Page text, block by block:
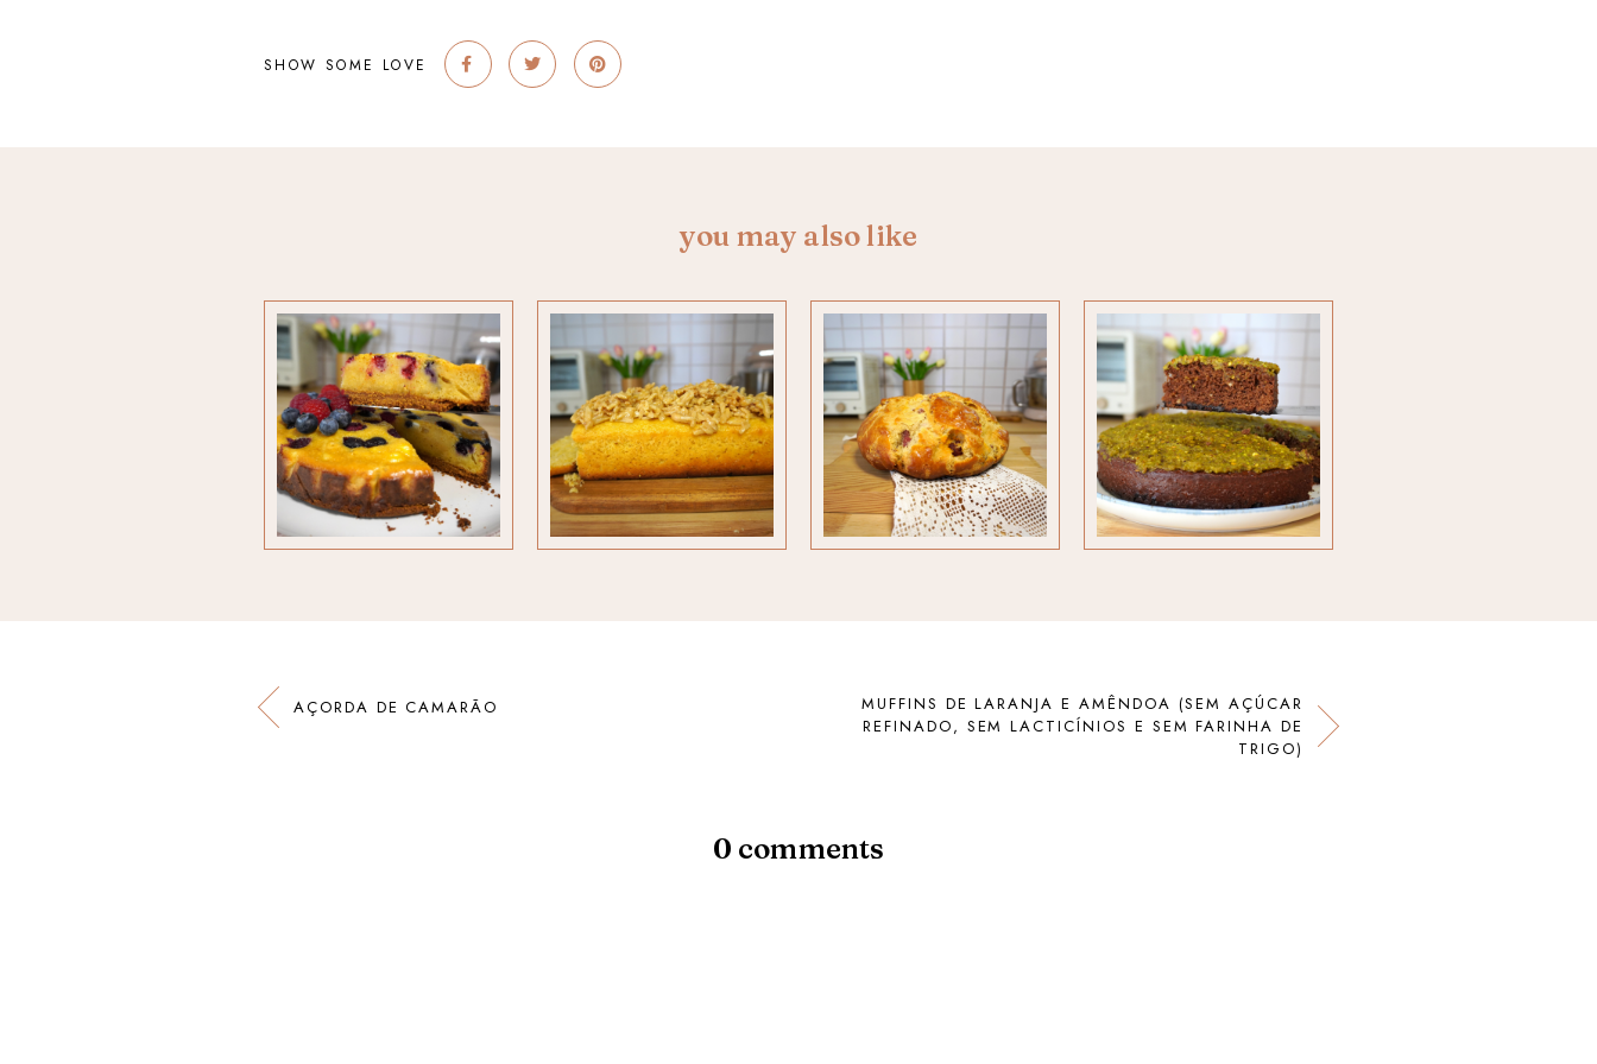
SHOW SOME LOVE
you may also like
AÇORDA DE CAMARÃO
MUFFINS DE LARANJA E AMÊNDOA (SEM AÇÚCAR
REFINADO, SEM LACTICÍNIOS E SEM FARINHA DE
TRIGO)
0 comments